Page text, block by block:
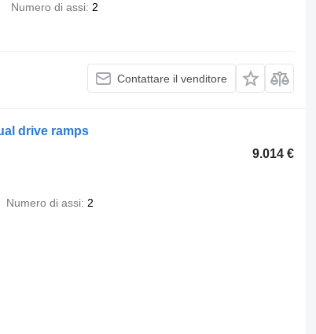
Numero di assi 2
Contattare il venditore
drive ramps
9.014 €
Numero di assi 2